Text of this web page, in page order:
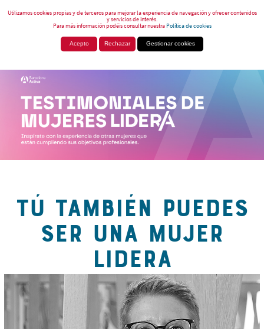
Utilizamos cookies propias y de terceros para mejorar la experiencia de navegación y ofrecer contenidos
y servicios de interés.
Para más información podéis consultar nuestraPolítica de cookies
Acepto Rechazar Gestionar cookies
TÚ TAMBIÉN PUEDES
SER UNA MUJER
LIDERA